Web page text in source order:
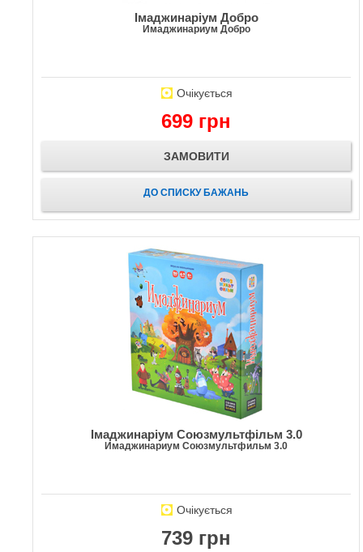
Імаджинаріум Добро
Имаджинариум Добро
Очікується
699 грн
ЗАМОВИТИ
ДО СПИСКУ БАЖАНЬ
Імаджинаріум Союзмультфільм 3.0
Имаджинариум Союзмультфильм 3.0
Очікується
739 грн